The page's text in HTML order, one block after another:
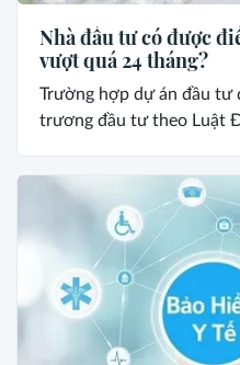
Nhà đầu tư có được
vượt quá 24 tháng?
Trường hợp dự án đầu tư
trương đầu tư theo Luật